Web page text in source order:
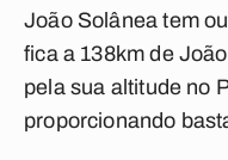
João Solânea tem
fica a 138km de
pela sua altitude no
proporcionando